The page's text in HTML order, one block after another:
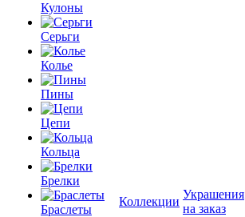
Кулоны
Серьги
Колье
Пины
Цепи
Кольца
Брелки
Браслеты
Коллекции
Украшения
на заказ